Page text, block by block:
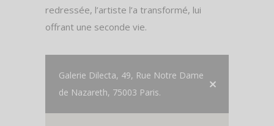
redressée, l’artiste l’a transformé, lui
offrant une seconde vie.
Galerie Dilecta, 49, Rue Notre Dame
de Nazareth, 75003 Paris.